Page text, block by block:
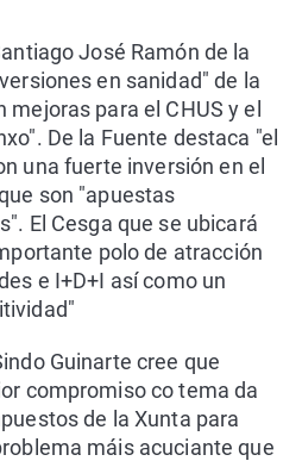
José Ramón de la
en sanidad" de la
para el CHUS y el
De la Fuente destaca "el
una fuerte inversión en el
son "apuestas
El Cesga que se ubicará
polo de atracción
e I+D+I así como un
Guinarte cree que
compromiso co tema da
de la Xunta para
máis acuciante que